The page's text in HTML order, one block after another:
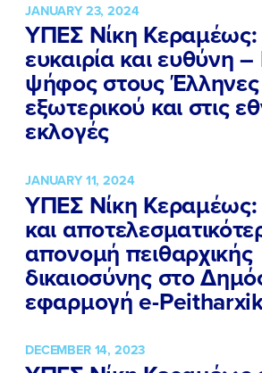
JANUARY 23, 2024
ΥΠΕΣ Νίκη Κεραμέως:
ευκαιρία και ευθύνη –
ψήφος στους
εξωτερικού και στις
εκλογές
JANUARY 11, 2024
ΥΠΕΣ Νίκη Κεραμέως:
και
απονομή πειθαρχικής
δικαιοσύνης στο
εφαρμογή e-
DECEMBER 14, 2023